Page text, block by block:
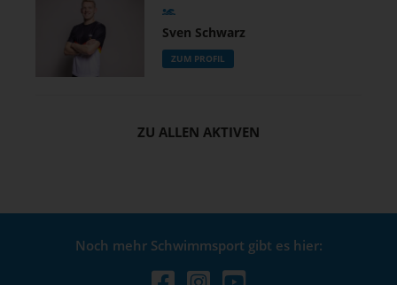
Sven Schwarz
ZUM PROFIL
ZU ALLEN AKTIVEN
Noch mehr Schwimmsport gibt es hier: